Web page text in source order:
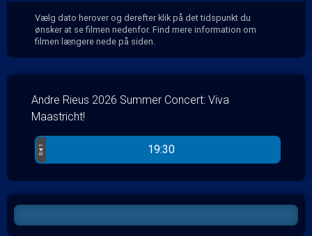
Vælg dato herover og derefter klik på det tidspunkt du
ønsker at se filmen nedenfor. Find mere information om
filmen længere nede på siden.
Andre Rieus 2026 Summer Concert: Viva
Maastricht!
Sal 1 19:30